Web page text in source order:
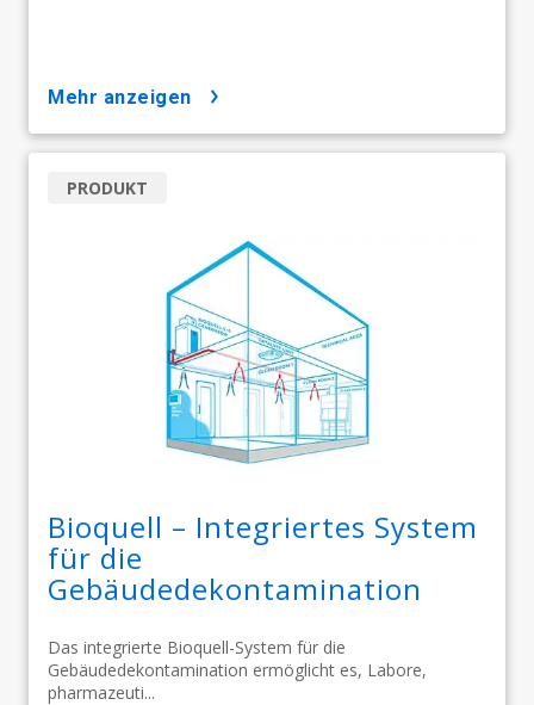
mehr anzeigen
Bioquell – Integriertes System
für die
Gebäudedekontamination
Das integrierte Bioquell-System für die
Gebäudedekontamination ermöglicht es, Labore,
pharmazeuti...
PRODUKT